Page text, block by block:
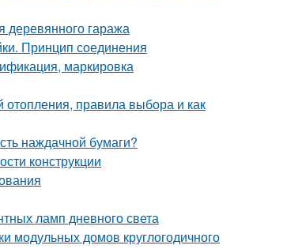
гаража
Принцип соединения
маркировка
отопления, правила выбора и как
наждачной бумаги?
конструкции
ламп дневного света
модульных домов круглогодичного